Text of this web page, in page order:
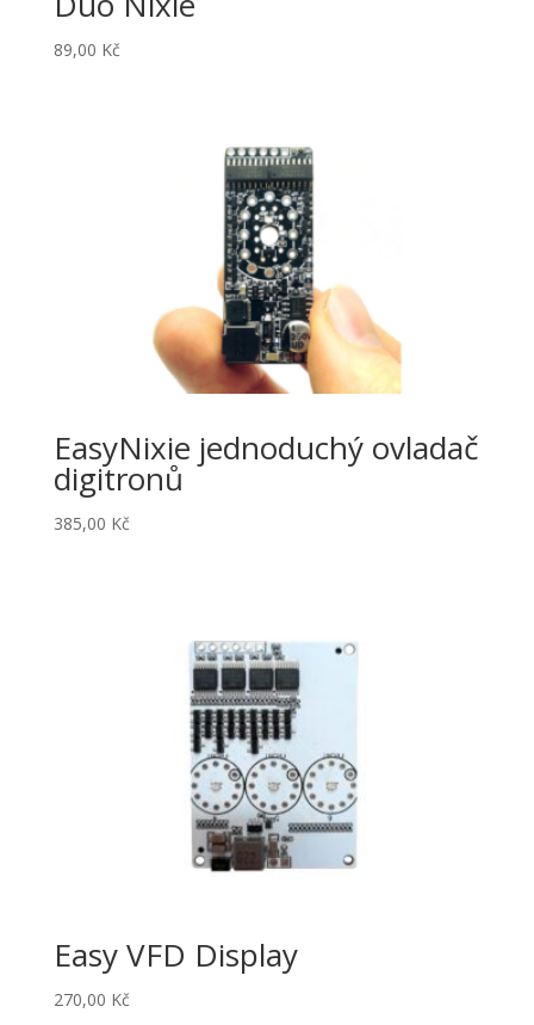
89,00 Kč
EasyNixie jednoduchý ovladač
digitronů
385,00 Kč
Easy VFD Display
270,00 Kč